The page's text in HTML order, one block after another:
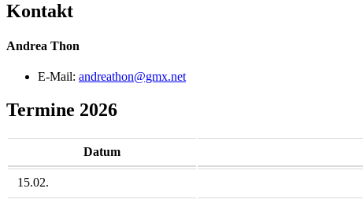
Kontakt
Andrea Thon
E-Mail: andreathon@gmx.net
Termine 2026
Datum
15.02.